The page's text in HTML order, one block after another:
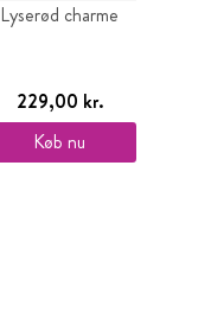
Lyserød charme
229,00 kr.
Køb nu